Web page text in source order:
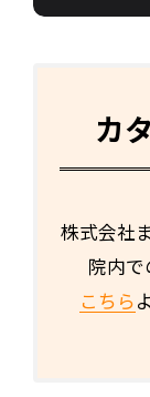
カ
株式会社
院内で
こちら